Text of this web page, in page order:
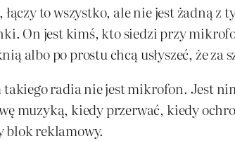
to wszystko, ale nie jest żadną z
On jest kimś, kto siedzi przy
albo po prostu chcą usłyszeć, że za
radia nie jest mikrofon. Jest
muzyką, kiedy przerwać, kiedy
blok reklamowy.